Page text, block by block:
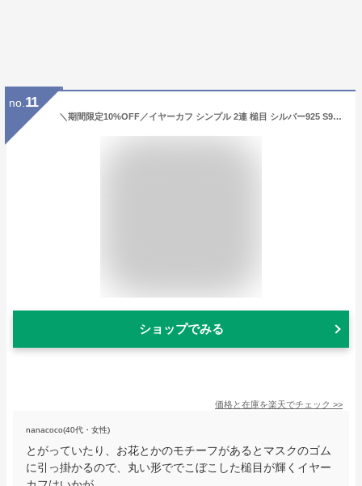
no. 11
＼期間限定10%OFF／イヤーカフ シンプル 2連 槌目 シルバー925 S925 18kgp 金メッキ gold silver ゴールド シルバー 金色 銀色 フープ 耳の穴いらない イヤークリップ 金属アレルギー対応 片耳用
ショップでみる
価格と在庫を楽天でチェック >>
nanacoco(40代・女性)
とがっていたり、お花とかのモチーフがあるとマスクのゴム
に引っ掛かるので、丸い形ででこぼこした槌目が輝くイヤー